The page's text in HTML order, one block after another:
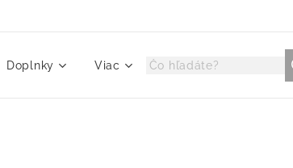
Doplnky Viac